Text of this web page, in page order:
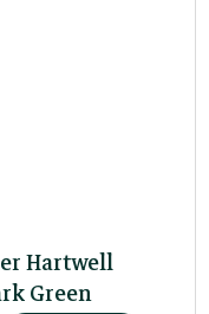
Hartwell
Green